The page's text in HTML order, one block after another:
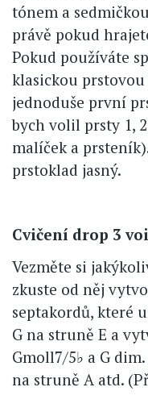
tónem a
právě pokud
Pokud používáte
klasickou
jednoduše první
bych volil prsty 1,
malíček a
prstoklad jasný.
Cvičení drop 3
Vezměte si
zkuste od něj
septakordů, které
G na struně E a
Gmoll7/5♭ a G
na struně A atd.